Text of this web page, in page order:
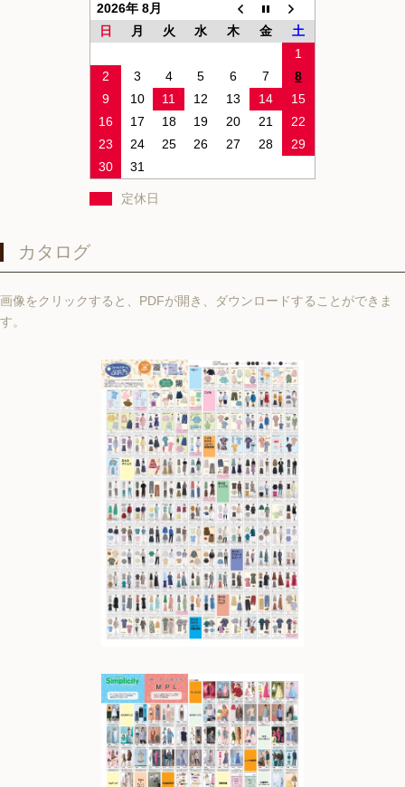
2026年 8月
日
月 火 水 木 金
土
1
2
3 4 5 6 7
8
9
10 11 12 13 14
15
16
17 18 19 20 21
22
23
24 25 26 27 28
29
30
31
定休日
カタログ
画像をクリックすると、PDFが開き、ダウンロードすることができま
す。